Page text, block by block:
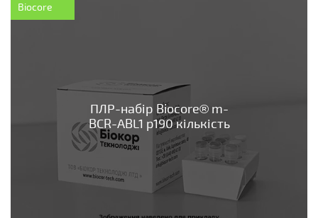
Biocore
ПЛР-набір Biocore® m-
BCR-ABL1 p190 кількість